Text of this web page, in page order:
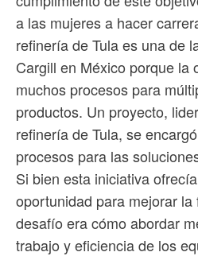
a las mujeres a hacer
refinería de Tula es una de
Cargill en México porque la
muchos procesos para
productos. Un proyecto,
refinería de Tula, se
procesos para las
Si bien esta iniciativa
oportunidad para mejorar la
desafío era cómo abordar
trabajo y eficiencia de los